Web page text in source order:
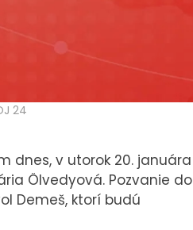
24
dnes, v utorok 20. januára
Ölvedyová. Pozvanie do
Demeš, ktorí budú